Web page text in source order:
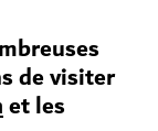
de visiter
et les